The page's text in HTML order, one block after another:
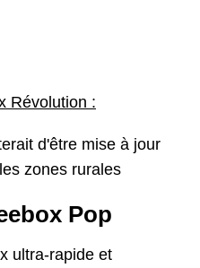
Révolution :
d'être mise à jour
zones rurales
Pop
ultra-rapide et